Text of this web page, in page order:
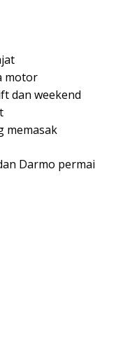
motor
dan weekend
memasak
Darmo permai